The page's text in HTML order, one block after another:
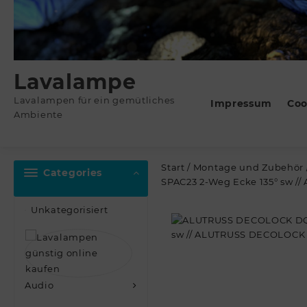
Lavalampe
Lavalampen für ein gemütliches
Ambiente
Impressum
Categories
Unkategorisiert
Audio
Start / Montage und Zubehör
SPAC23 2-Weg Ecke 135° sw //